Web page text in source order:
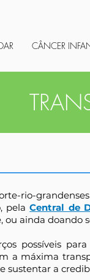
CÂNCER
rio-
pelaCentral de
ainda doando
possíveis
a máxima
sustentar a